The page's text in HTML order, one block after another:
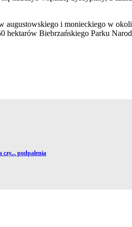
augustowskiego i monieckiego w
hektarów Biebrzańskiego Parku
czy... podpalenia